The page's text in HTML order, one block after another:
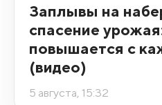
Заплывы на
спасение
повышается с
(видео)
5 августа, 15:32